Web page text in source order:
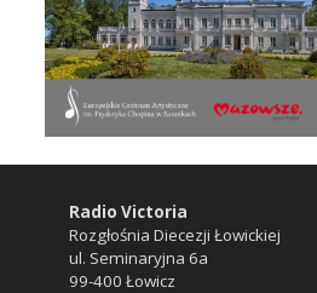
Radio Victoria
Rozgłośnia Diecezji Łowickiej
ul. Seminaryjna 6a
99-400 Łowicz